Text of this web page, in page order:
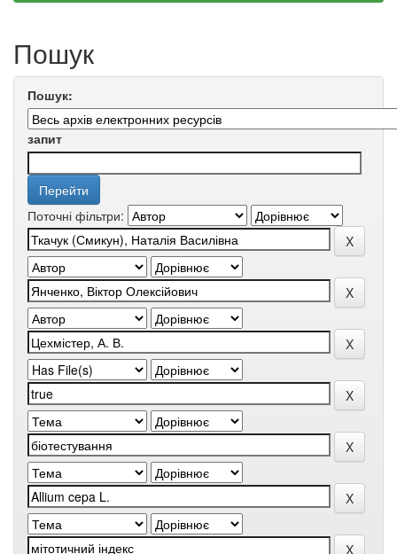
Пошук
Пошук:
запит
Поточні фільтри: